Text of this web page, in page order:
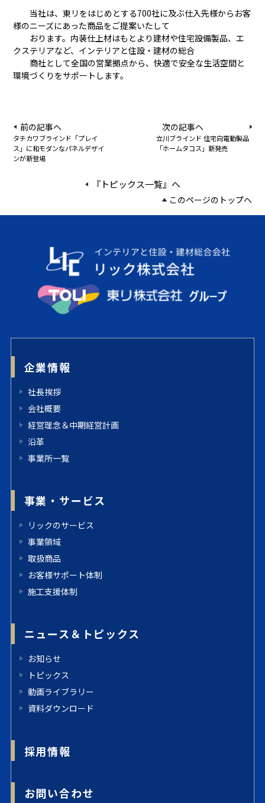
当社は、東リをはじめとする700社に及ぶ仕入先様からお客
様のニーズにあった商品をご提案いたして
おります。内装仕上材はもとより建材や住宅設備製品、エ
クステリアなど、インテリアと住設・建材の総合
商社として全国の営業拠点から、快適で安全な生活空間と
環境づくりをサポートします。
前の記事へ
タチカワブラインド「プレイ
ス」に和モダンなパネルデザイ
ンが新登場
次の記事へ
立川ブラインド 住宅向電動製品
「ホームタコス」新発売
『トピックス一覧』へ
このページのトップへ
企業情報
社長挨拶
会社概要
経営理念＆中期経営計画
沿革
事業所一覧
事業・サービス
リックのサービス
事業領域
取扱商品
お客様サポート体制
施工支援体制
ニュース＆トピックス
お知らせ
トピックス
動画ライブラリー
資料ダウンロード
採用情報
お問い合わせ